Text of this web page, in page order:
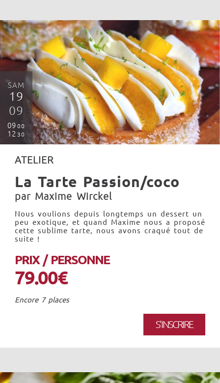
SAM
19
09
09 00
12 30
ATELIER
La Tarte Passion/coco
par Maxime Wirckel
Nous voulions depuis longtemps un dessert un
peu exotique, et quand Maxime nous a proposé
cette sublime tarte, nous avons craqué tout de
suite !
PRIX / PERSONNE
79.00€
Encore 7 places
S'INSCRIRE